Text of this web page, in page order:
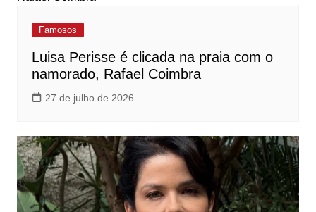
Famosos
Luisa Perisse é clicada na praia com o
namorado, Rafael Coimbra
27 de julho de 2026